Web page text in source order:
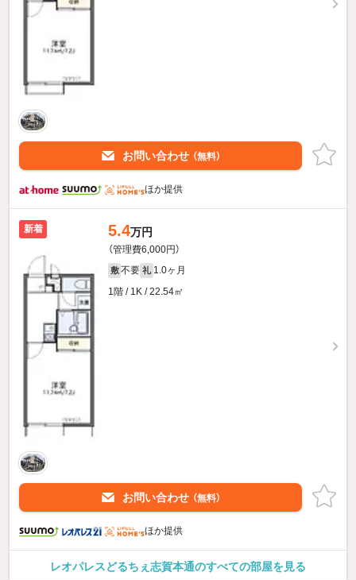
お問い合わせ （無料）
ほか提供
新着 5.4万円
（管理費6,000円）
敷 不要 礼 1.0ヶ月
1階 / 1K / 22.54㎡
お問い合わせ （無料）
ほか提供
レオパレスどるちぇ志賀本通のすべての部屋を見る